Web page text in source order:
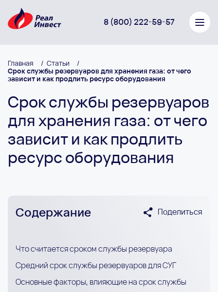
8 (800) 222-59-57
Главная / Статьи
/
Срок службы резервуаров для хранения газа: от чего
зависит и как продлить ресурс оборудования
Срок службы резервуаров
для хранения газа: от чего
зависит и как продлить
ресурс оборудования
Содержание
Что считается сроком службы резервуара
Средний срок службы резервуаров для СУГ
Основные факторы, влияющие на срок службы
Поделиться